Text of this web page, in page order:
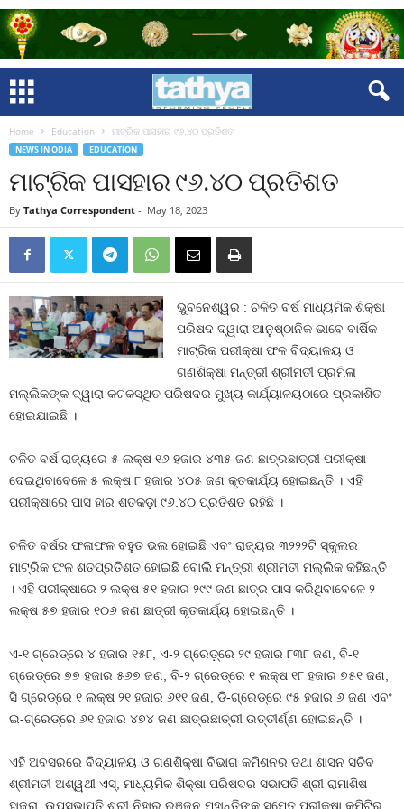
Home Education ମାଟ୍ରିକ ପାସହାର ୯୬.୪୦ ପ୍ରତିଶତ
NEWS IN ODIA EDUCATION
ମାଟ୍ରିକ ପାସହାର ୯୬.୪୦ ପ୍ରତିଶତ
By Tathya Correspondent - May 18, 2023
ଭୁବନେଶ୍ୱର : ଚଳିତ ବର୍ଷ ମାଧ୍ୟମିକ ଶିକ୍ଷା
ପରିଷଦ ଦ୍ୱାରା ଆନୁଷ୍ଠାନିକ ଭାବେ ବାର୍ଷିକ
ମାଟ୍ରିକ ପରୀକ୍ଷା ଫଳ ବିଦ୍ୟାଳୟ ଓ
ଗଣଶିକ୍ଷା ମନ୍ତ୍ରୀ ଶ୍ରୀମତୀ ପ୍ରମିଳା
ମଲ୍ଲିକଙ୍କ ଦ୍ୱାରା କଟକସ୍ଥିତ ପରିଷଦର ମୁଖ୍ୟ କାର୍ଯ୍ୟାଳୟଠାରେ ପ୍ରକାଶିତ
ହୋଇଯାଇଛି ।
ଚଳିତ ବର୍ଷ ରାଜ୍ୟରେ ୫ ଲକ୍ଷ ୧୬ ହଜାର ୪୩୫ ଜଣ ଛାତ୍ରଛାତ୍ରୀ ପରୀକ୍ଷା
ଦେଇଥିବାବେଳେ ୫ ଲକ୍ଷ ୮ ହଜାର ୪୦୫ ଜଣ କୃତକାର୍ଯ୍ୟ ହୋଇଛନ୍ତି । ଏହି
ପରୀକ୍ଷାରେ ପାସ ହାର ଶତକଡ଼ା ୯୬.୪୦ ପ୍ରତିଶତ ରହିଛି ।
ଚଳିତ ବର୍ଷର ଫଳାଫଳ ବହୁତ ଭଲ ହୋଇଛି ଏବଂ ରାଜ୍ୟର ୩୨୨୨ଟି ସ୍କୁଲର
ମାଟ୍ରିକ ଫଳ ଶତପ୍ରତିଶତ ହୋଇଛି ବୋଲି ମନ୍ତ୍ରୀ ଶ୍ରୀମତୀ ମଲ୍ଲିକ କହିଛନ୍ତି
। ଏହି ପରୀକ୍ଷାରେ ୨ ଲକ୍ଷ ୫୧ ହଜାର ୨୯୯ ଜଣ ଛାତ୍ର ପାସ କରିଥିବାବେଳେ ୨
ଲକ୍ଷ ୫୭ ହଜାର ୧୦୬ ଜଣ ଛାତ୍ରୀ କୃତକାର୍ଯ୍ୟ ହୋଇଛନ୍ତି ।
ଏ-୧ ଗ୍ରେଡ୍‌ରେ ୪ ହଜାର ୧୫୮, ଏ-୨ ଗ୍ରେଡ଼୍‌ରେ ୨୯ ହଜାର ୮୩୮ ଜଣ, ବି-୧
ଗ୍ରେଡ୍‌ରେ ୭୭ ହଜାର ୫୬୭ ଜଣ, ବି-୨ ଗ୍ରେଡ୍‌ରେ ୧ ଲକ୍ଷ ୧୮ ହଜାର ୭୫୧ ଜଣ,
ସି ଗ୍ରେଡ୍‌ରେ ୧ ଲକ୍ଷ ୨୧ ହଜାର ୬୧୧ ଜଣ, ଡି-ଗ୍ରେଡ୍‌ରେ ୯୫ ହଜାର ୬ ଜଣ ଏବଂ
ଇ-ଗ୍ରେଡ୍‌ରେ ୬୧ ହଜାର ୪୭୪ ଜଣ ଛାତ୍ରଛାତ୍ରୀ ଉତ୍ତୀର୍ଣ୍ଣ ହୋଇଛନ୍ତି ।
ଏହି ଅବସରରେ ବିଦ୍ୟାଳୟ ଓ ଗଣଶିକ୍ଷା ବିଭାଗ କମିଶନର ତଥା ଶାସନ ସଚିବ
ଶ୍ରୀମତୀ ଅଶ୍ୱଥୀ ଏସ୍‌, ମାଧ୍ୟମିକ ଶିକ୍ଷା ପରିଷଦର ସଭାପତି ଶ୍ରୀ ରାମାଶିଷ
ହାଜରା, ଉପସଭାପତି ଶ୍ରୀ ନିହାର ରଞ୍ଜନ ମହାନ୍ତିଙ୍କ ସମେତ ପରୀକ୍ଷା କମିଟିର